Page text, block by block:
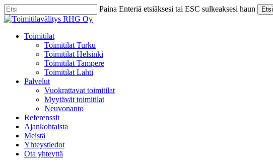
Skip
to
content
Paina Enteriä etsiäksesi tai ESC sulkeaksesi haun Etsi
Close
Menu
Toimitilat
Toimitilat Turku
Toimitilat Helsinki
Toimitilat Tampere
Toimitilat Lahti
Palvelut
Vuokrattavat toimitilat
Myytävät toimitilat
Neuvonanto
Referenssit
Ajankohtaista
Meistä
Yhteystiedot
Ota yhteyttä